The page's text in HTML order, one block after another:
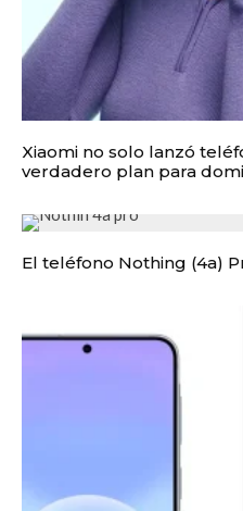
Xiaomi no solo lanzó
verdadero plan para
El teléfono Nothing (4a)